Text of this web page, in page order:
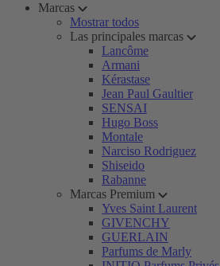
Marcas
Mostrar todos
Las principales marcas
Lancôme
Armani
Kérastase
Jean Paul Gaultier
SENSAI
Hugo Boss
Montale
Narciso Rodriguez
Shiseido
Rabanne
Marcas Premium
Yves Saint Laurent
GIVENCHY
GUERLAIN
Parfums de Marly